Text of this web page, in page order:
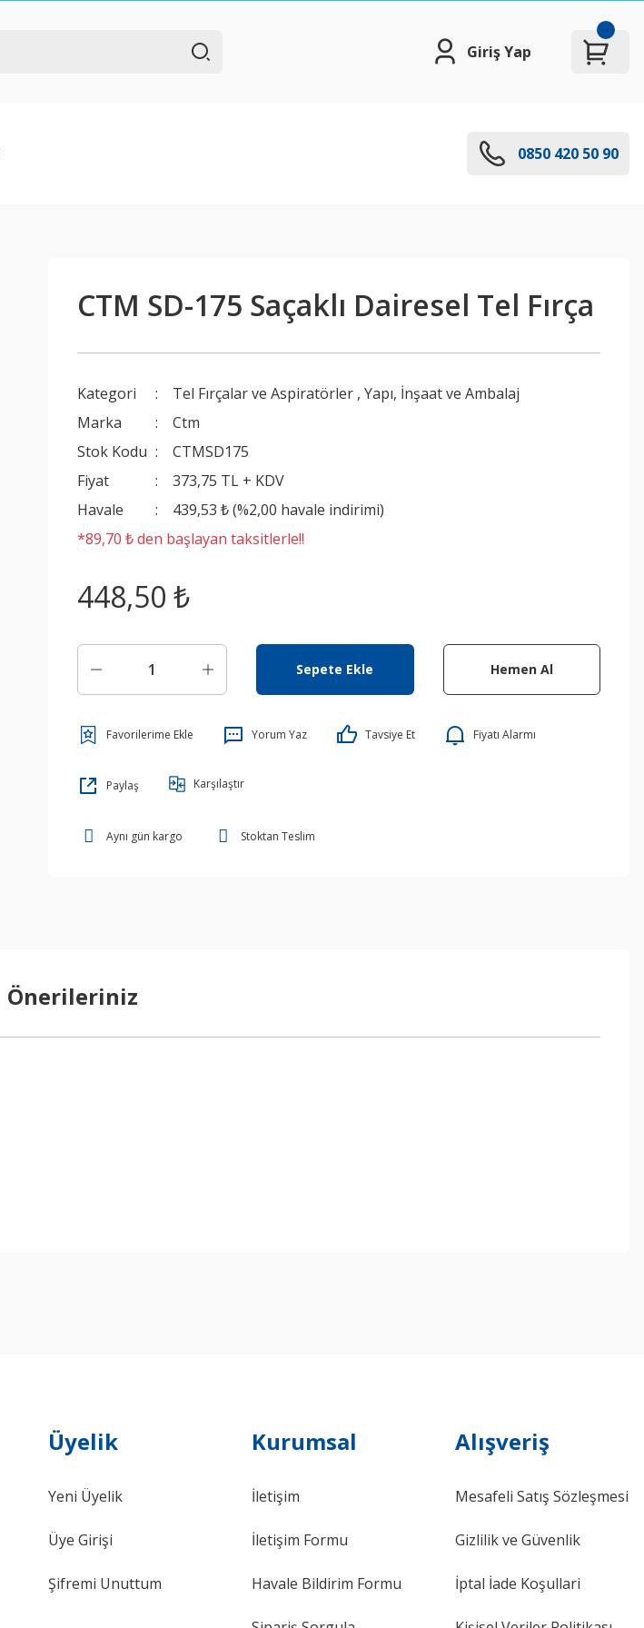
Giriş Yap
0850 420 50 90
CTM SD-175 Saçaklı Dairesel Tel Fırça
Kategori Tel Fırçalar ve Aspiratörler ,Yapı, İnşaat ve Ambalaj
Marka
Ctm
Stok Kodu
CTMSD175
Fiyat
373,75 TL + KDV
Havale
439,53 ₺ (%2,00 havale indirimi)
*89,70 ₺ den başlayan taksitlerle!!
448,50 ₺
Sepete Ekle Hemen Al
Yorum Yaz Tavsiye Et Fiyatı Alarmı
Paylaş Karşılaştır
Aynı gün kargo Stoktan Teslim
Önerileriniz
Üyelik
Yeni Üyelik
Üye Girişi
Şifremi Unuttum
Kurumsal
İletişim
İletişim Formu
Havale Bildirim Formu
Alışveriş
Mesafeli Satış Sözleşmesi
Gizlilik ve Güvenlik
İptal İade Koşullari